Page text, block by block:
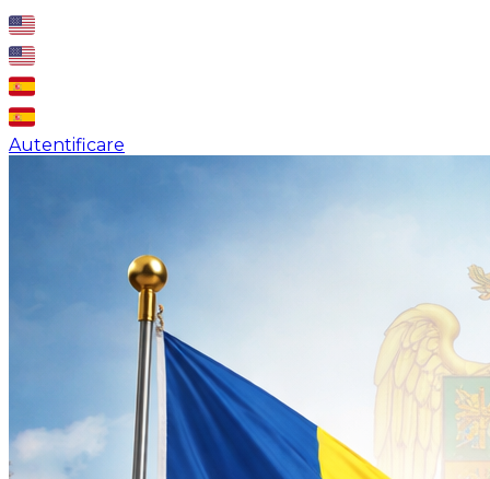
Autentificare